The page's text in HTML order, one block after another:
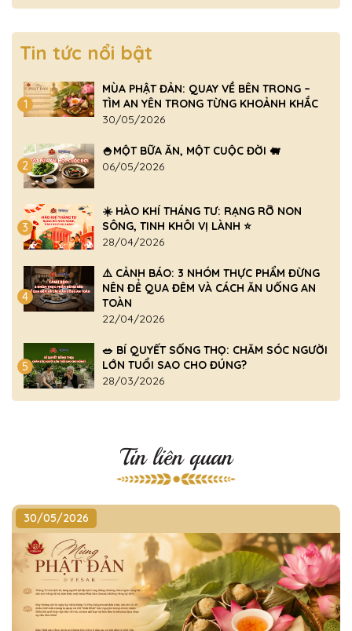
Tin tức nổi bật
1
MÙA PHẬT ĐẢN: QUAY VỀ BÊN TRONG –
TÌM AN YÊN TRONG TỪNG KHOẢNH KHẮC
30/05/2026
2
🍚MỘT BỮA ĂN, MỘT CUỘC ĐỜI 🐖
06/05/2026
3
☀️ HÀO KHÍ THÁNG TƯ: RẠNG RỠ NON
SÔNG, TINH KHÔI VỊ LÀNH ⭐
28/04/2026
4
⚠️ CẢNH BÁO: 3 NHÓM THỰC PHẨM ĐỪNG
NÊN ĐỂ QUA ĐÊM VÀ CÁCH ĂN UỐNG AN
TOÀN
22/04/2026
5
🥗 BÍ QUYẾT SỐNG THỌ: CHĂM SÓC NGƯỜI
LỚN TUỔI SAO CHO ĐÚNG?
28/03/2026
Tin liên quan
30/05/2026